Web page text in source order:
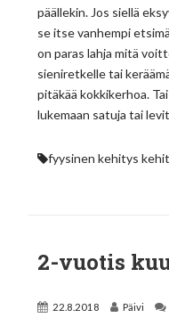
päällekin. Jos siellä
se itse vanhempi
on paras lahja mitä
sieniretkelle tai
pitäkää kokkikerhoa.
lukemaan satuja tai
fyysinen kehitys
2-vuotis
22.8.2018 Päivi